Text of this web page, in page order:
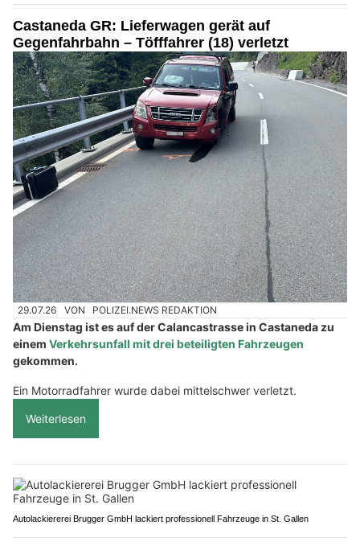
Castaneda GR: Lieferwagen gerät auf
Gegenfahrbahn – Töfffahrer (18) verletzt
29.07.26 VON POLIZEI.NEWS REDAKTION
Am Dienstag ist es auf der Calancastrasse in Castaneda zu
einem Verkehrsunfall mit drei beteiligten Fahrzeugen
gekommen.
Ein Motorradfahrer wurde dabei mittelschwer verletzt.
Weiterlesen
Autolackiererei Brugger GmbH lackiert professionell Fahrzeuge in St. Gallen